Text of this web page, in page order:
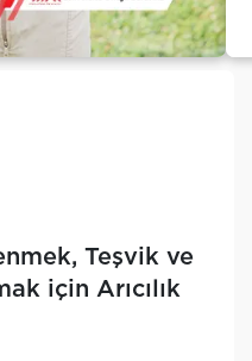
Teşvik ve
için Arıcılık